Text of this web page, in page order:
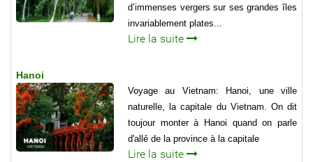
d’immenses vergers sur ses grandes îles
invariablement plates...
Lire la suite
Hanoi
Voyage au Vietnam: Hanoi, une ville
naturelle, la capitale du Vietnam. On dit
toujour monter à Hanoi quand on parle
d'allẻ de la province à la capitale
Lire la suite